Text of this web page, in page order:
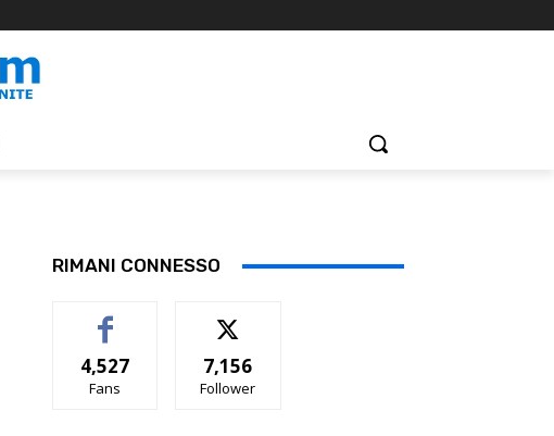
RIMANI CONNESSO
4,527
Fans
7,156
Follower